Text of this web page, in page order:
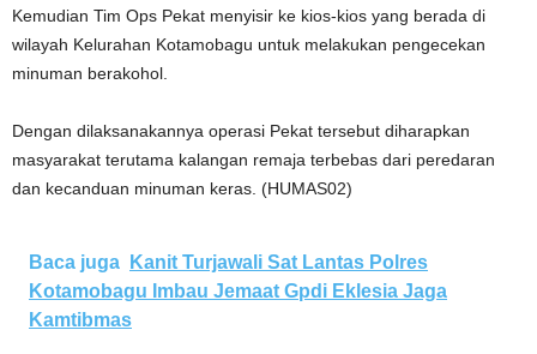
Kemudian Tim Ops Pekat menyisir ke kios-kios yang berada di
wilayah Kelurahan Kotamobagu untuk melakukan pengecekan
minuman berakohol.
Dengan dilaksanakannya operasi Pekat tersebut diharapkan
masyarakat terutama kalangan remaja terbebas dari peredaran
dan kecanduan minuman keras. (HUMAS02)
Baca juga
Kanit Turjawali Sat Lantas Polres
Kotamobagu Imbau Jemaat Gpdi Eklesia Jaga
Kamtibmas